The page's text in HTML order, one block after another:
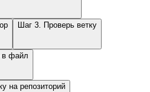
Шаг 3. Проверь ветку
в файл
на репозиторий